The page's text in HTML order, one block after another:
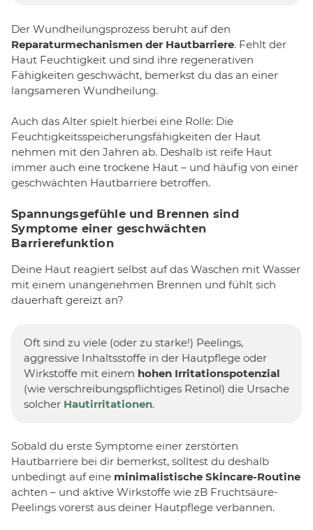
Der Wundheilungsprozess beruht auf den
Reparaturmechanismen der Hautbarriere. Fehlt der
Haut Feuchtigkeit und sind ihre regenerativen
Fähigkeiten geschwächt, bemerkst du das an einer
langsameren Wundheilung.
Auch das Alter spielt hierbei eine Rolle: Die
Feuchtigkeitsspeicherungsfähigkeiten der Haut
nehmen mit den Jahren ab. Deshalb ist reife Haut
immer auch eine trockene Haut – und häufig von einer
geschwächten Hautbarriere betroffen.
Spannungsgefühle und Brennen sind
Symptome einer geschwächten
Barrierefunktion
Deine Haut reagiert selbst auf das Waschen mit Wasser
mit einem unangenehmen Brennen und fühlt sich
dauerhaft gereizt an?
Oft sind zu viele (oder zu starke!) Peelings,
aggressive Inhaltsstoffe in der Hautpflege oder
Wirkstoffe mit einem hohen Irritationspotenzial
(wie verschreibungspflichtiges Retinol) die Ursache
solcher Hautirritationen.
Sobald du erste Symptome einer zerstörten
Hautbarriere bei dir bemerkst, solltest du deshalb
unbedingt auf eine minimalistische Skincare-Routine
achten – und aktive Wirkstoffe wie zB Fruchtsäure-
Peelings vorerst aus deiner Hautpflege verbannen.